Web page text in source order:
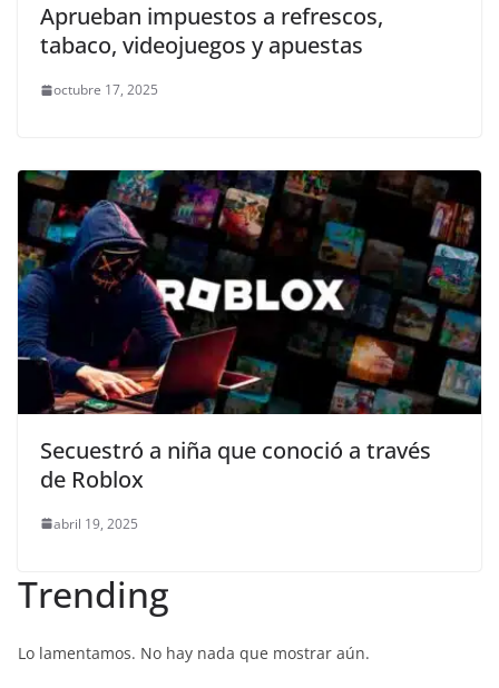
Aprueban impuestos a refrescos,
tabaco, videojuegos y apuestas
octubre 17, 2025
Secuestró a niña que conoció a través
de Roblox
abril 19, 2025
Trending
Lo lamentamos. No hay nada que mostrar aún.